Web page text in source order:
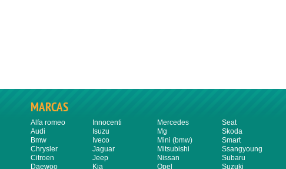
MARCAS
Alfa romeo
Audi
Bmw
Chrysler
Citroen
Daewoo
Innocenti
Isuzu
Iveco
Jaguar
Jeep
Kia
Mercedes
Mg
Mini (bmw)
Mitsubishi
Nissan
Opel
Seat
Skoda
Smart
Ssangyoung
Subaru
Suzuki